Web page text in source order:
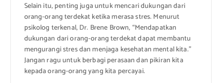
Selain itu, penting juga untuk mencari dukungan dari
orang-orang terdekat ketika merasa stres. Menurut
psikolog terkenal, Dr. Brene Brown, “Mendapatkan
dukungan dari orang-orang terdekat dapat membantu
mengurangi stres dan menjaga kesehatan mental kita.”
Jangan ragu untuk berbagi perasaan dan pikiran kita
kepada orang-orang yang kita percayai.